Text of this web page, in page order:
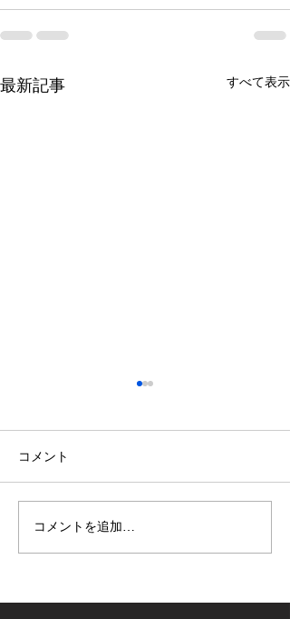
最新記事 すべて表示
【施工事例】木の温もり
溢れる新築住宅に「メト
コメント
コメントを追加…